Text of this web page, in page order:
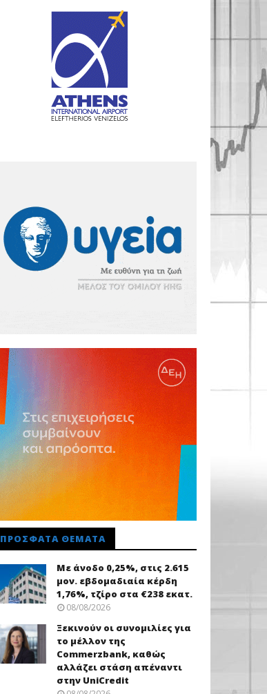
ΠΡΌΣΦΑΤΑ ΘΈΜΑΤΑ
Με άνοδο 0,25%, στις 2.615
μον. εβδομαδιαία κέρδη
1,76%, τζίρο στα €238 εκατ.
08/08/2026
Ξεκινούν οι συνομιλίες για
το μέλλον της
Commerzbank, καθώς
αλλάζει στάση απέναντι
στην UniCredit